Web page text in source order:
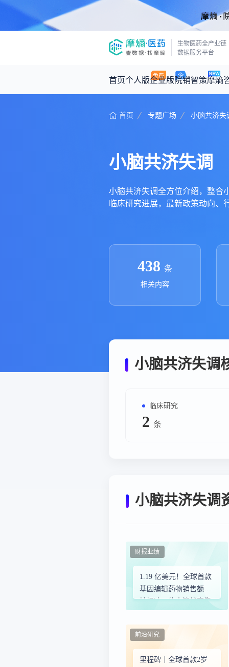
生物医药全产业链
数据服务平台
首页个人版企业版院销智策摩熵
咨询服务
产品立项评估及管线规划
产业/行业调研
投资决策与交易估值
摩熵原创
深度分析
政策法规
投融资
时讯
数据中心
基于市场数据，为您提供全面的市场
政策法规
药品生产企业
回放
王中健
首页 专题广场 小脑共济失
小脑共济失调
小脑共济失调全方位介绍，整合
临床研究进展，最新政策动向
438 条
相关内容
小脑共济失调
临床研究
2 条
小脑共济失调
1.19 亿美元！全球首款
基因编辑药物销售额爬
坡提速，体内管线密集
财报业绩
里程碑｜全球首款2岁
前沿研究